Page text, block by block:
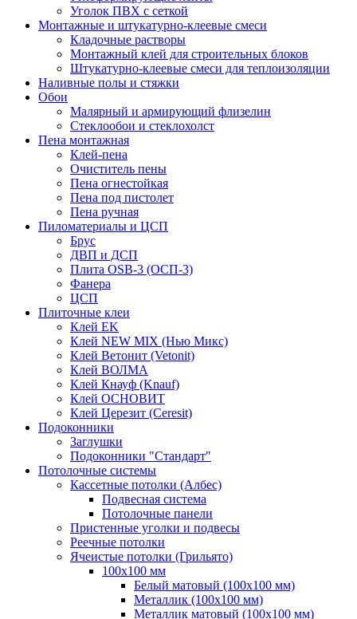
Уголок ПВХ с сеткой
Монтажные и штукатурно-клеевые смеси
Кладочные растворы
Монтажный клей для строительных блоков
Штукатурно-клеевые смеси для теплоизоляции
Наливные полы и стяжки
Обои
Малярный и армирующий флизелин
Стеклообои и стеклохолст
Пена монтажная
Клей-пена
Очиститель пены
Пена огнестойкая
Пена под пистолет
Пена ручная
Пиломатериалы и ЦСП
Брус
ДВП и ДСП
Плита OSB-3 (ОСП-3)
Фанера
ЦСП
Плиточные клеи
Клей EK
Клей NEW MIX (Нью Микс)
Клей Ветонит (Vetonit)
Клей ВОЛМА
Клей Кнауф (Knauf)
Клей ОСНОВИТ
Клей Церезит (Ceresit)
Подоконники
Заглушки
Подоконники "Стандарт"
Потолочные системы
Кассетные потолки (Албес)
Подвесная система
Потолочные панели
Пристенные уголки и подвесы
Реечные потолки
Ячеистые потолки (Грильято)
100х100 мм
Белый матовый (100х100 мм)
Металлик (100х100 мм)
Металлик матовый (100х100 мм)